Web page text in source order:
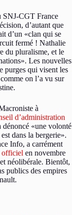
SNJ-CGT France
d’autant que
d’un «clan qui se
fermé ! Nathalie
du pluralisme, et le
Les nouvelles
purges qui visent les
on l’a vu sur
à
d’administration
dénoncé «une volonté
dans la bergerie».
Info, a carrément
officiel en novembre
néolibérale. Bientôt,
publics des empires